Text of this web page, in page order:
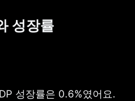
성장률
성장률은 0.6%였어요.